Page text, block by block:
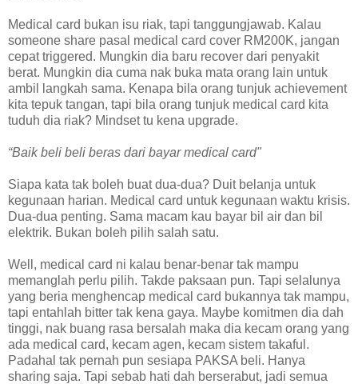
Medical card bukan isu riak, tapi tanggungjawab. Kalau
someone share pasal medical card cover RM200K, jangan
cepat triggered. Mungkin dia baru recover dari penyakit
berat. Mungkin dia cuma nak buka mata orang lain untuk
ambil langkah sama. Kenapa bila orang tunjuk achievement
kita tepuk tangan, tapi bila orang tunjuk medical card kita
tuduh dia riak? Mindset tu kena upgrade.
“Baik beli beli beras dari bayar medical card"
Siapa kata tak boleh buat dua-dua? Duit belanja untuk
kegunaan harian. Medical card untuk kegunaan waktu krisis.
Dua-dua penting. Sama macam kau bayar bil air dan bil
elektrik. Bukan boleh pilih salah satu.
Well, medical card ni kalau benar-benar tak mampu
memanglah perlu pilih. Takde paksaan pun. Tapi selalunya
yang beria menghencap medical card bukannya tak mampu,
tapi entahlah bitter tak kena gaya. Maybe komitmen dia dah
tinggi, nak buang rasa bersalah maka dia kecam orang yang
ada medical card, kecam agen, kecam sistem takaful.
Padahal tak pernah pun sesiapa PAKSA beli. Hanya
sharing saja. Tapi sebab hati dah berserabut, jadi semua